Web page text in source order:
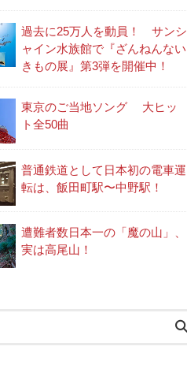
過去に25万人を動員！ サンシ
ャイン水族館で『ざんねんない
きもの展』第3弾を開催中！
東京のご当地ソング 大ヒッ
ト全50曲
普通鉄道として日本初の電車運
転は、飯田町駅〜中野駅！
遭難者数日本一の「魔の山」、
実は高尾山！